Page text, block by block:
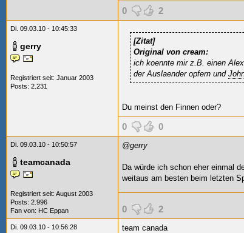
0 2
Di. 09.03.10 - 10:45:33
gerry
Registriert seit: Januar 2003
Posts: 2.231
[Zitat]
Original von cream:
ich koennte mir z.B. einen Alex
der Auslaender opfern und
Du meinst den Finnen oder?
0 0
Di. 09.03.10 - 10:50:57
teamcanada
Registriert seit: August 2003
Posts: 2.996
Fan von: HC Eppan
@gerry
Da würde ich schon eher einmal
weitaus am besten beim letzten
0 2
Di. 09.03.10 - 10:56:28 team canada